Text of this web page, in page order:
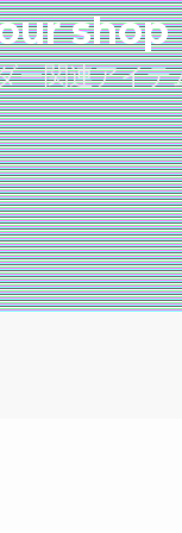
shop
ー関連アイテ